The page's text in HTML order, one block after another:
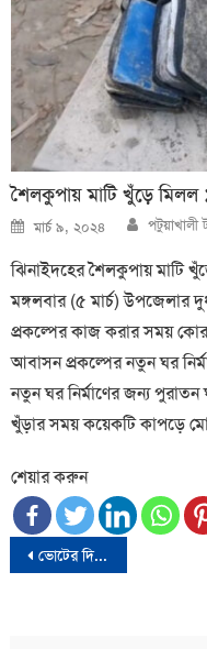
শৈলকুপায় মাটি খুঁড়ে
Posted
on
মার্চ ৯, ২০২৪ Author
পটুয়াখালী
ঝিনাইদহের শৈলকুপায় মাটি
মঙ্গলবার (৫ মার্চ) উপজেলার
প্রকল্পের কাজ করার সময়
আবাসন প্রকল্পের নতুন ঘর
নতুন ঘর নির্মাণের জন্য
খুঁড়ার সময় কয়েকটি কাপড়ে
শেয়ার করুন
Post
ভোটের দিনসহ ৪৮ ঘণ্টার হরতাল ডাকলো বিএনপি